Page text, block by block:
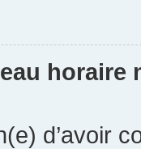
horaire
d’avoir